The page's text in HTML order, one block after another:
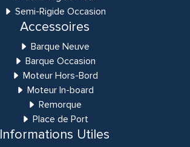
Semi-Rigide Occasion
Accessoires
Barque Neuve
Barque Occasion
Moteur Hors-Bord
Moteur In-board
Remorque
Place de Port
Informations Utiles